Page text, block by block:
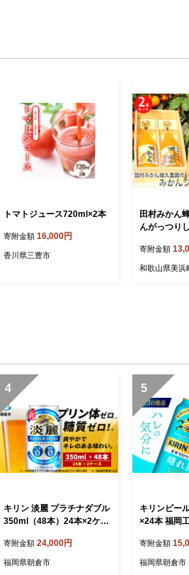
トマトジュース720ml×2本
寄附金額 16,000円
香川県三豊市
田村みかん
んがっつり
本)
寄附金額
和歌山県美浜
4
キリン 淡麗 プラチナダブル
350ml（48本）24本×2ケー
場産 ビール キリンビール
お酒 アルコール 酵母 抑制
寄附金額 24,000円
福岡県朝倉市
5
キリンビー
×24本 福岡
寄附金額
福岡県朝倉市